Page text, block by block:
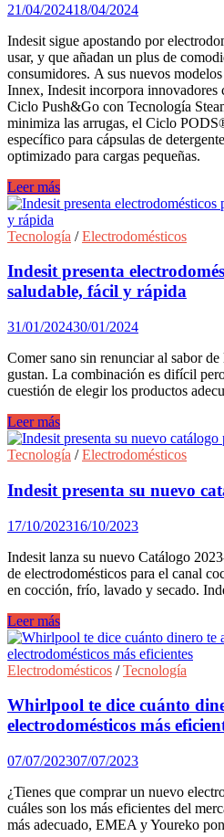
con
ciclos
rápidos.
21/04/202418/04/2024
Indesit sigue apostando por
usar, y que añadan un plus de
consumidores. A sus nuevos
Innex, Indesit incorpora innovadores
Ciclo Push&Go con Tecnología
minimiza las arrugas, el Ciclo
específico para cápsulas de
optimizado para cargas pequeñas.
Indesit
presenta
sus
nuevas
Innex
Push&Go
con
Leer más
Tecnología /Electrodomésticos
Indesit presenta
saludable, fácil y rápida
31/01/202430/01/2024
Comer sano sin renunciar al sabor
gustan. La combinación es difícil
cuestión de elegir los productos
Indesit
presenta
electrodomésticos
una
cocina
saludable,
fácil
y
rápida
Leer más
Tecnología /Electrodomésticos
Indesit presenta su nuevo
17/10/202316/10/2023
Indesit lanza su nuevo Catálogo
de electrodomésticos para el canal
en cocción, frío, lavado y secado.
Indesit
presenta
su
nuevo
para
2023-
2024
Leer más
Electrodomésticos /Tecnología
Whirlpool te dice cuánto
electrodomésticos más
07/07/202307/07/2023
¿Tienes que comprar un nuevo
cuáles son los más eficientes del
más adecuado, EMEA y Youreko